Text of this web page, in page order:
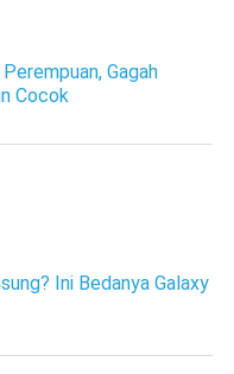
Gagah
Cocok
Ini Bedanya Galaxy